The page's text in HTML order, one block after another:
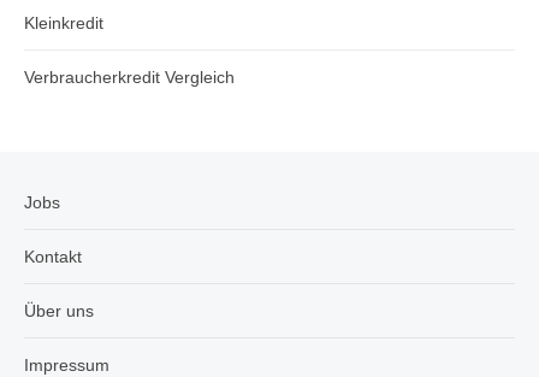
Kleinkredit
Verbraucherkredit Vergleich
Jobs
Kontakt
Über uns
Impressum